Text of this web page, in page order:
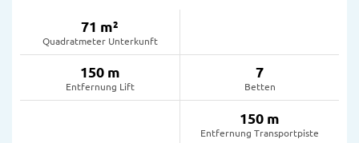
71 m²
Quadratmeter Unterkunft
150 m
Entfernung Lift
7
Betten
150 m
Entfernung Transportpiste